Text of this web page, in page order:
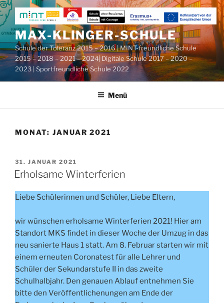
Zum
Inhalt
springenMAX-KLINGER-SCHULE
Schule der Toleranz 2015 – 2016 | MINT-freundliche Schule
2015 – 2018 – 2021 – 2024| Digitale Schule 2017 – 2020 –
2023 | Sportfreundliche Schule 2022
Menü
MONAT: JANUAR 2021
VERÖFFENTLICHT
AM
31. JANUAR 2021
Erholsame Winterferien
Liebe Schülerinnen und Schüler, Liebe Eltern,
wir wünschen erholsame Winterferien 2021! Hier am
Standort MKS findet in dieser Woche der Umzug in das
neu sanierte Haus 1 statt. Am 8. Februar starten wir mit
einem erneuten Coronatest für alle Lehrer und
Schüler der Sekundarstufe II in das zweite
Schulhalbjahr. Den genauen Ablauf entnehmen Sie
bitte den Veröffentlichenungen am Ende der